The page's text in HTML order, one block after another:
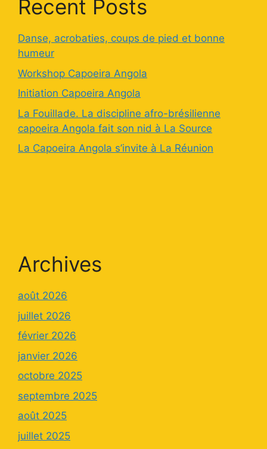
Recent Posts
Danse, acrobaties, coups de pied et bonne
humeur
Workshop Capoeira Angola
Initiation Capoeira Angola
La Fouillade. La discipline afro-brésilienne
capoeira Angola fait son nid à La Source
La Capoeira Angola s’invite à La Réunion
Archives
août 2026
juillet 2026
février 2026
janvier 2026
octobre 2025
septembre 2025
août 2025
juillet 2025